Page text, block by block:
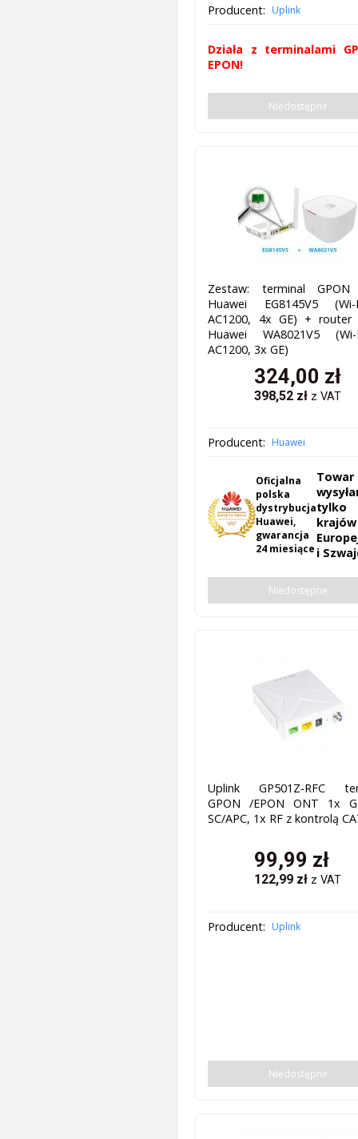
Producent: Uplink
Działa z terminalami
EPON!
Niedostępne
Zestaw: terminal GPON
Huawei EG8145V5
AC1200, 4x GE) + router
Huawei WA8021V5
AC1200, 3x GE)
324,00 zł
398,52 zł z VAT
Producent: Huawei
Oficjalna
polska
dystrybucja
Huawei,
gwarancja
24 miesiące
Towar
i
Niedostępne
Uplink GP501Z-RFC
GPON /EPON ONT 1x
SC/APC, 1x RF z kontrolą
99,99 zł
122,99 zł z VAT
Producent: Uplink
Niedostępne